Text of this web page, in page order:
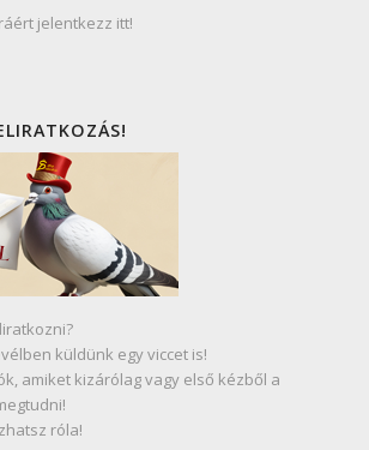
jelentkezz itt!
küldünk egy viccet is!
amiket kizárólag vagy első kézből a
róla!